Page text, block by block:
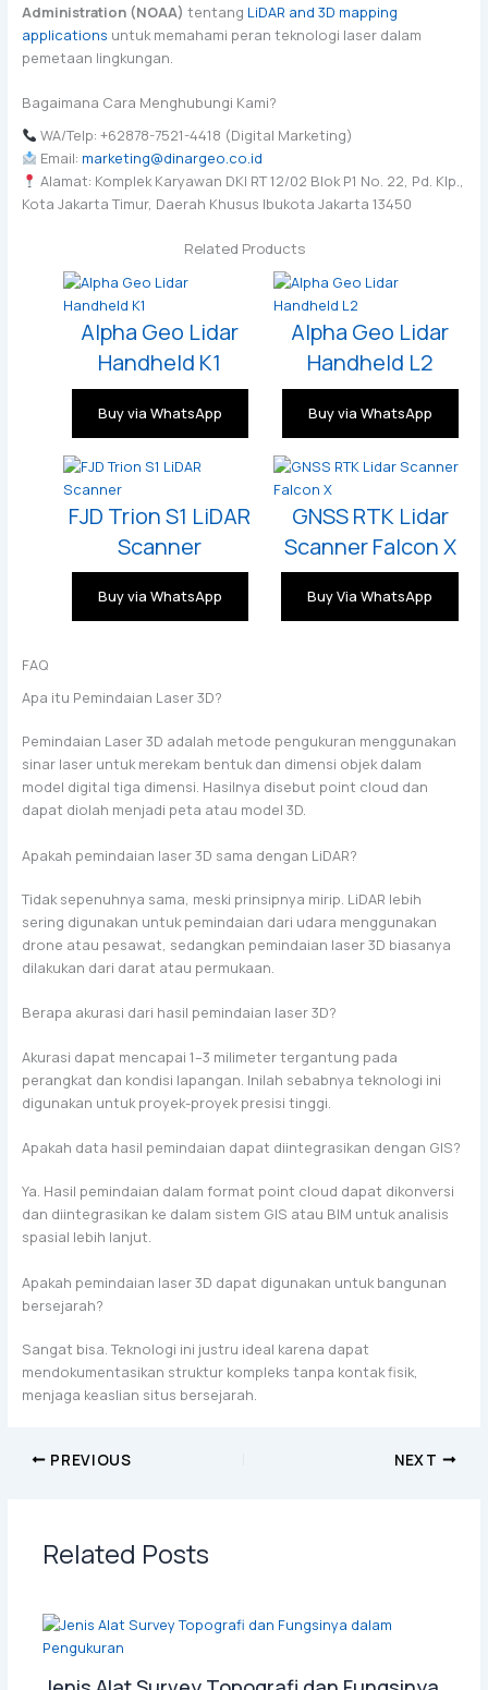
Administration (NOAA) tentang LiDAR and 3D mapping
applications untuk memahami peran teknologi laser dalam
pemetaan lingkungan.
Bagaimana Cara Menghubungi Kami?
WA/Telp: +62878-7521-4418 (Digital Marketing)
Email: marketing@dinargeo.co.id
Alamat: Komplek Karyawan DKI RT 12/02 Blok P1 No. 22, Pd. Klp.,
Kota Jakarta Timur, Daerah Khusus Ibukota Jakarta 13450
Related Products
Alpha Geo Lidar
Handheld K1
Buy via WhatsApp
Alpha Geo Lidar
Handheld L2
Buy via WhatsApp
FJD Trion S1 LiDAR
Scanner
Buy via WhatsApp
GNSS RTK Lidar
Scanner Falcon X
Buy Via WhatsApp
FAQ
Apa itu Pemindaian Laser 3D?
Pemindaian Laser 3D adalah metode pengukuran menggunakan
sinar laser untuk merekam bentuk dan dimensi objek dalam
model digital tiga dimensi. Hasilnya disebut point cloud dan
dapat diolah menjadi peta atau model 3D.
Apakah pemindaian laser 3D sama dengan LiDAR?
Tidak sepenuhnya sama, meski prinsipnya mirip. LiDAR lebih
sering digunakan untuk pemindaian dari udara menggunakan
drone atau pesawat, sedangkan pemindaian laser 3D biasanya
dilakukan dari darat atau permukaan.
Berapa akurasi dari hasil pemindaian laser 3D?
Akurasi dapat mencapai 1–3 milimeter tergantung pada
perangkat dan kondisi lapangan. Inilah sebabnya teknologi ini
digunakan untuk proyek-proyek presisi tinggi.
Apakah data hasil pemindaian dapat diintegrasikan dengan GIS?
Ya. Hasil pemindaian dalam format point cloud dapat dikonversi
dan diintegrasikan ke dalam sistem GIS atau BIM untuk analisis
spasial lebih lanjut.
Apakah pemindaian laser 3D dapat digunakan untuk bangunan
bersejarah?
Sangat bisa. Teknologi ini justru ideal karena dapat
mendokumentasikan struktur kompleks tanpa kontak fisik,
menjaga keaslian situs bersejarah.
PREVIOUS NEXT
Related Posts